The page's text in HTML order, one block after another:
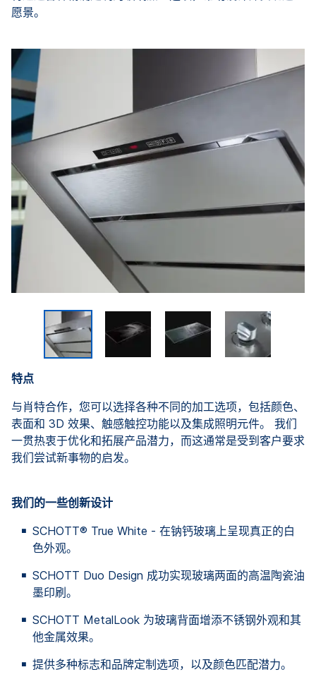
愿景。
特点
与肖特合作，您可以选择各种不同的加工选项，包括颜色、
表面和 3D 效果、触感触控功能以及集成照明元件。 我们
一贯热衷于优化和拓展产品潜力，而这通常是受到客户要求
我们尝试新事物的启发。
我们的一些创新设计
SCHOTT® True White - 在钠钙玻璃上呈现真正的白
色外观。
SCHOTT Duo Design 成功实现玻璃两面的高温陶瓷油
墨印刷。
SCHOTT MetalLook 为玻璃背面增添不锈钢外观和其
他金属效果。
提供多种标志和品牌定制选项，以及颜色匹配潜力。